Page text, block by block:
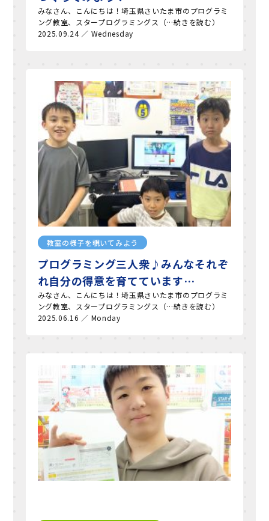
みなさん、こんにちは！埼玉県さいたま市のプログラミ
ング教室、スタープログラミングス（…続きを読む）
2025.09.24 ／ Wednesday
教室の様子を覗いてみよう
プログラミング三人衆♪みんなそれぞ
れ自分の得意を育てています…
みなさん、こんにちは！埼玉県さいたま市のプログラミ
ング教室、スタープログラミングス（…続きを読む）
2025.06.16 ／ Monday